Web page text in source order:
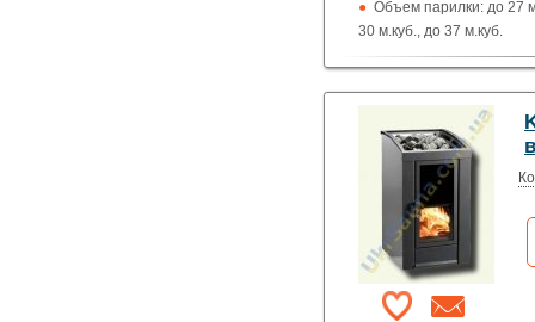
Объем парилки: до 27
30 м.куб., до 37 м.куб.
Дверца: Со стеклом
назад
Топка (материал):
сталь
Использование: Для
Производитель: Kastor
(Финляндия)